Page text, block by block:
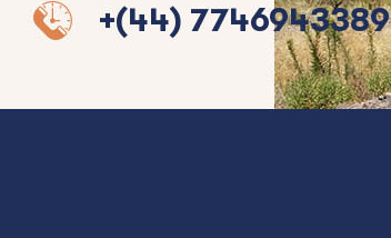
+(44) 7746943389